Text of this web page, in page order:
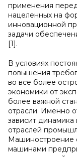
применения
нацеленных на
инновационной
задачи
[1].
В условиях
повышения
во все более
экономики от
более важной
отрасли. Именно
зависит динамика
отраслей
Машиностроение
машинами